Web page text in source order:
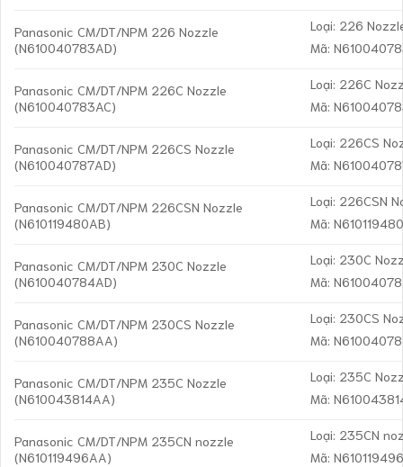
Panasonic CM/DT/NPM 226 Nozzle
(N610040783AD)
Loại: 226
Mã:
Panasonic CM/DT/NPM 226C Nozzle
(N610040783AC)
Loại: 226C
Mã:
Panasonic CM/DT/NPM 226CS Nozzle
(N610040787AD)
Loại: 226CS
Mã:
Panasonic CM/DT/NPM 226CSN Nozzle
(N610119480AB)
Loại: 226CSN
Mã:
Panasonic CM/DT/NPM 230C Nozzle
(N610040784AD)
Loại: 230C
Mã:
Panasonic CM/DT/NPM 230CS Nozzle
(N610040788AA)
Loại: 230CS
Mã:
Panasonic CM/DT/NPM 235C Nozzle
(N610043814AA)
Loại: 235C
Mã:
Panasonic CM/DT/NPM 235CN nozzle
(N610119496AA)
Loại: 235CN
Mã: